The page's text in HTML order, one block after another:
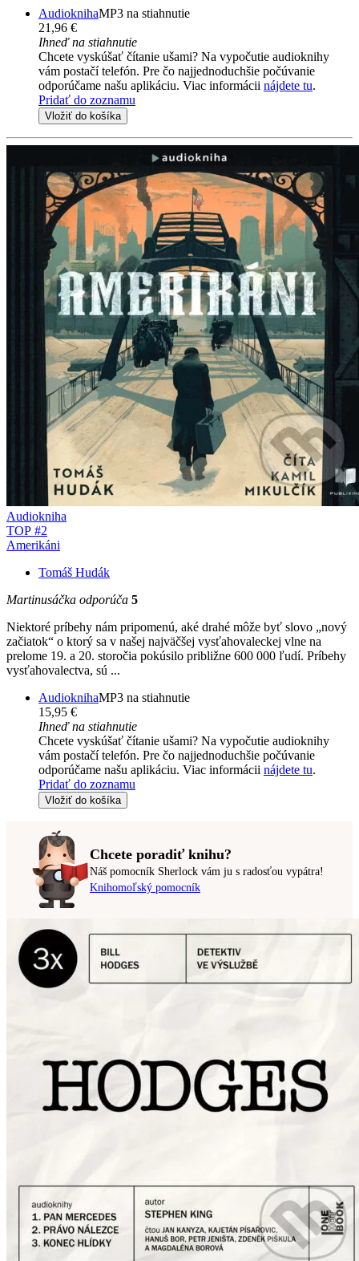
AudioknihaMP3 na stiahnutie
21,96 €
Ihneď na stiahnutie
Chcete vyskúšať čítanie ušami? Na vypočutie audioknihy
vám postačí telefón. Pre čo najjednoduchšie počúvanie
odporúčame našu aplikáciu. Viac informácii nájdete tu.
Pridať do zoznamu
Vložiť do košíka
Audiokniha
TOP #2
Amerikáni
Tomáš Hudák
Martinusáčka odporúča 5
Niektoré príbehy nám pripomenú, aké drahé môže byť slovo „nový
začiatok“ o ktorý sa v našej najväčšej vysťahovaleckej vlne na
prelome 19. a 20. storočia pokúsilo približne 600 000 ľudí. Príbehy
vysťahovalectva, sú ...
AudioknihaMP3 na stiahnutie
15,95 €
Ihneď na stiahnutie
Chcete vyskúšať čítanie ušami? Na vypočutie audioknihy
vám postačí telefón. Pre čo najjednoduchšie počúvanie
odporúčame našu aplikáciu. Viac informácii nájdete tu.
Pridať do zoznamu
Vložiť do košíka
Chcete poradiť knihu?
Náš pomocník Sherlock vám ju s radosťou vypátra!
Knihomoľský pomocník